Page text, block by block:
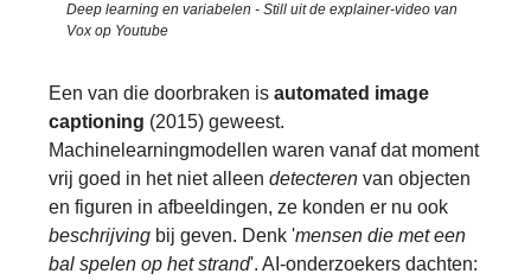
Deep learning en variabelen - Still uit de explainer-video van
Vox op Youtube
Een van die doorbraken is automated image
captioning (2015) geweest.
Machinelearningmodellen waren vanaf dat moment
vrij goed in het niet alleen detecteren van objecten
en figuren in afbeeldingen, ze konden er nu ook
beschrijving bij geven. Denk 'mensen die met een
bal spelen op het strand'. AI-onderzoekers dachten: